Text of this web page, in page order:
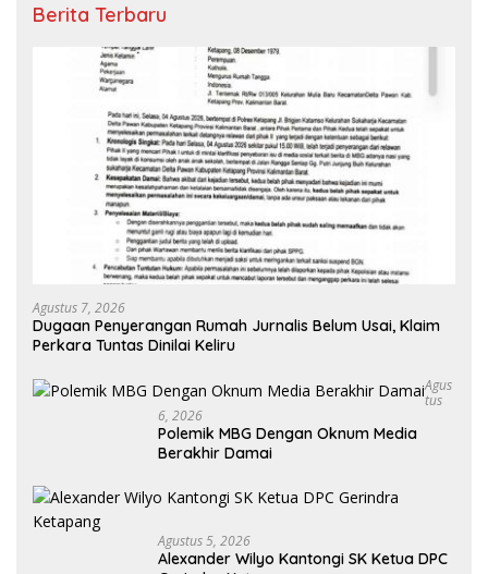
Berita Terbaru
Agustus 7, 2026
Dugaan Penyerangan Rumah Jurnalis Belum Usai, Klaim
Perkara Tuntas Dinilai Keliru
Agus
Tus
6, 2026
Polemik MBG Dengan Oknum Media
Berakhir Damai
Agustus 5, 2026
Alexander Wilyo Kantongi SK Ketua DPC